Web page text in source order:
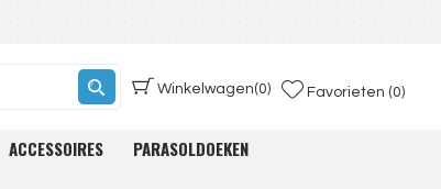
Winkelwagen(0) Favorieten (0)
ACCESSOIRES
PARASOLDOEKEN